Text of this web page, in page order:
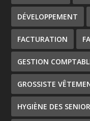
DÉVELOPPEMENT
FACTURATION
GESTION
GROSSISTE
HYGIÈNE DES